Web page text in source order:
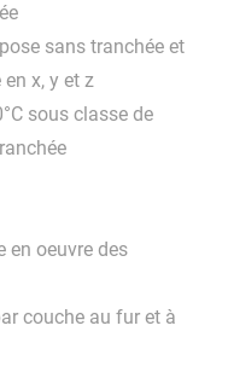
sans tranchée et
x, y et z
sous classe de
en oeuvre des
couche au fur et à